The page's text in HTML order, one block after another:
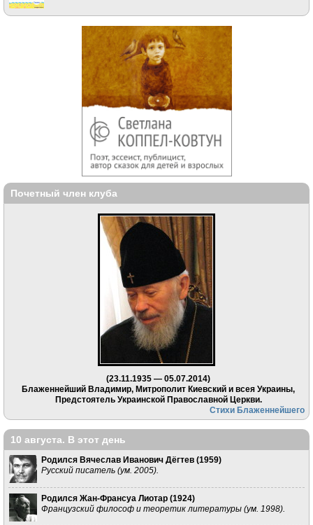
Почетный член клуба
(23.11.1935 — 05.07.2014)
Блаженнейший Владимир, Митрополит Киевский и всея Украины,
Предстоятель Украинской Православной Церкви.
Стихи Блаженнейшего
10 августа. В этот день
Родился Вячеслав Иванович Дёгтев (1959)
Русский писатель (ум. 2005).
Родился Жан-Франсуа Лиотар (1924)
Французский философ и теоретик литературы (ум. 1998).